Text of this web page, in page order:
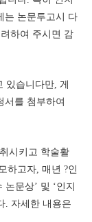
는 논문투고시 다
하여 주시면 감
있습니다만, 게
서를 첨부하여
시키고 학술활
하고자, 매년 ?인
문상’ 및 ‘인지
. 자세한 내용은